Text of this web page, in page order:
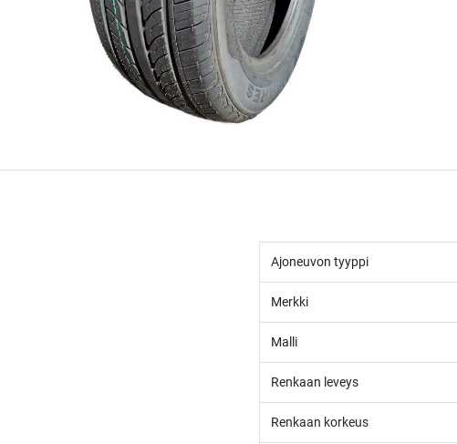
Ajoneuvon tyyppi
Merkki
Malli
Renkaan leveys
Renkaan korkeus